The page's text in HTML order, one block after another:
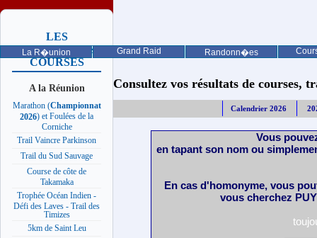
La R�union Grand Raid Randonn�es
LES
PROCHAINES
COURSES
A la Réunion
Marathon (Championnat
2026) et Foulées de la
Corniche
Trail Vaincre Parkinson
Trail du Sud Sauvage
Course de côte de
Takamaka
Trophée Océan Indien -
Défi des Laves - Trail des
Timizes
5km de Saint Leu
Consultez vos résultats de courses,
Calendrier 2026
Vous
en tapant son nom ou
En cas d'homonyme, vous
vous cherchez